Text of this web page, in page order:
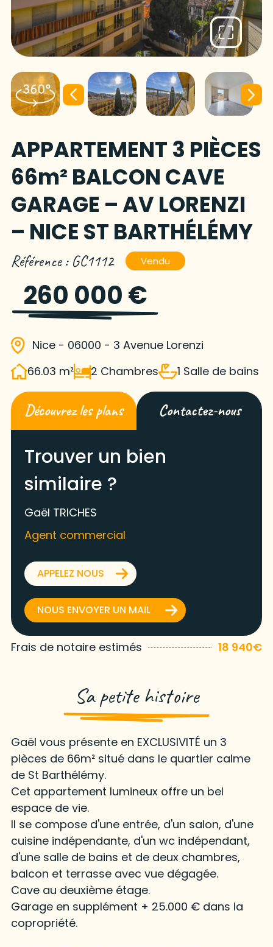
APPARTEMENT 3 PIÈCES
66m² BALCON CAVE
GARAGE – AV LORENZI
– NICE ST BARTHÉLÉMY
Référence : GC1112 Vendu
260 000 €
Nice - 06000 - 3 Avenue Lorenzi
66.03 m²
2 Chambres 1 Salle de bains
Découvrez les plans Contactez-nous
Trouver un bien
similaire ?
Gaël TRICHES
Agent commercial
APPELEZ NOUS
NOUS ENVOYER UN MAIL
Frais de notaire estimés 18 940€
Sa petite histoire
Gaël vous présente en EXCLUSIVITÉ un 3
pièces de 66m² situé dans le quartier calme
de St Barthélémy.
Cet appartement lumineux offre un bel
espace de vie.
Il se compose d'une entrée, d'un salon, d'une
cuisine indépendante, d'un wc indépendant,
d'une salle de bains et de deux chambres,
balcon et terrasse avec vue dégagée.
Cave au deuxième étage.
Garage en supplément + 25.000 € dans la
copropriété.